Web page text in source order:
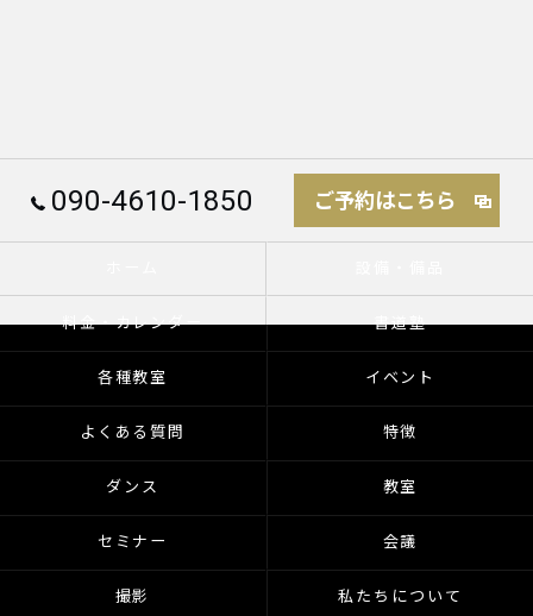
090-4610-1850 ご予約はこちら
料金・カレンダー 書道塾
各種教室 イベント
よくある質問 特徴
ダンス 教室
セミナー 会議
撮影 私たちについて